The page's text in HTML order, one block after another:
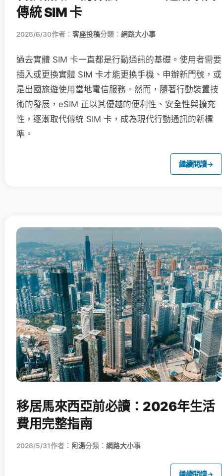
傳統 SIM 卡
2026/6/30作者： 客座投稿分類： 網路大小事
過去實體 SIM 卡一直都是行動通訊的基礎。使用者需要
插入或更換實體 SIM 卡才能更換手機、申辦新門號，或
是出國旅遊使用當地電信服務。然而，隨著行動裝置技
術的發展，eSIM 正以其優越的便利性、安全性與擴充
性，逐漸取代傳統 SIM 卡，成為現代行動通訊的新標
準。
繼續閱讀→
移居馬來西亞前必讀：2026年生活
費用完整指南
2026/5/31作者： 阿湯分類： 網路大小事
繼續閱讀→